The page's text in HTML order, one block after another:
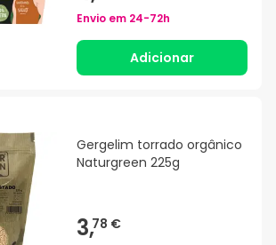
Envio em 24-72h
Adicionar
Gergelim torrado orgânico
Naturgreen 225g
3,78 €